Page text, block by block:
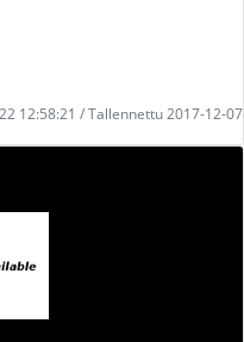
12:58:21 / Tallennettu 2017-12-07